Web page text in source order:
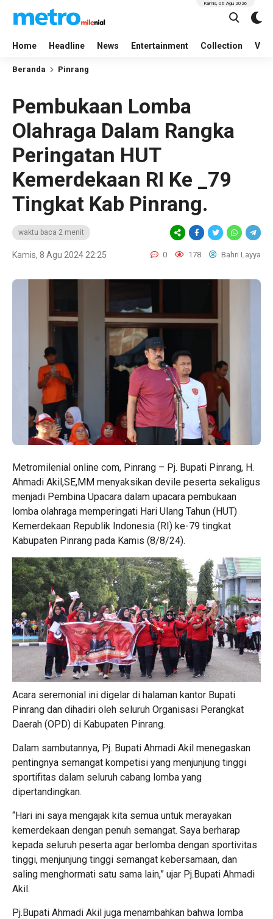
Home Headline News Entertainment Collection
Kamis, 06 Agu 2026
Beranda Pinrang
Pembukaan Lomba
Olahraga Dalam Rangka
Peringatan HUT
Kemerdekaan RI Ke _79
Tingkat Kab Pinrang.
waktu baca 2 menit
Kamis, 8 Agu 2024 22:25 0 178 Bahri Layya
Metromilenial online com, Pinrang – Pj. Bupati Pinrang, H.
Ahmadi Akil,SE,MM menyaksikan devile peserta sekaligus
menjadi Pembina Upacara dalam upacara pembukaan
lomba olahraga memperingati Hari Ulang Tahun (HUT)
Kemerdekaan Republik Indonesia (RI) ke-79 tingkat
Kabupaten Pinrang pada Kamis (8/8/24).
Acara seremonial ini digelar di halaman kantor Bupati
Pinrang dan dihadiri oleh seluruh Organisasi Perangkat
Daerah (OPD) di Kabupaten Pinrang.
Dalam sambutannya, Pj. Bupati Ahmadi Akil menegaskan
pentingnya semangat kompetisi yang menjunjung tinggi
sportifitas dalam seluruh cabang lomba yang
dipertandingkan.
“Hari ini saya mengajak kita semua untuk merayakan
kemerdekaan dengan penuh semangat. Saya berharap
kepada seluruh peserta agar berlomba dengan sportivitas
tinggi, menjunjung tinggi semangat kebersamaan, dan
saling menghormati satu sama lain,” ujar Pj.Bupati Ahmadi
Akil.
Pj.Bupati Ahmadi Akil juga menambahkan bahwa lomba